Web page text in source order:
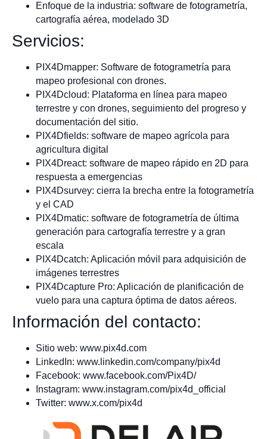
Enfoque de la industria: software de fotogrametría,
cartografía aérea, modelado 3D
Servicios:
PIX4Dmapper: Software de fotogrametría para
mapeo profesional con drones.
PIX4Dcloud: Plataforma en línea para mapeo
terrestre y con drones, seguimiento del progreso y
documentación del sitio.
PIX4Dfields: software de mapeo agrícola para
agricultura digital
PIX4Dreact: software de mapeo rápido en 2D para
respuesta a emergencias
PIX4Dsurvey: cierra la brecha entre la fotogrametría
y el CAD
PIX4Dmatic: software de fotogrametría de última
generación para cartografía terrestre y a gran
escala
PIX4Dcatch: Aplicación móvil para adquisición de
imágenes terrestres
PIX4Dcapture Pro: Aplicación de planificación de
vuelo para una captura óptima de datos aéreos.
Información del contacto:
Sitio web: www.pix4d.com
LinkedIn: www.linkedin.com/company/pix4d
Facebook: www.facebook.com/Pix4D/
Instagram: www.instagram.com/pix4d_official
Twitter: www.x.com/pix4d